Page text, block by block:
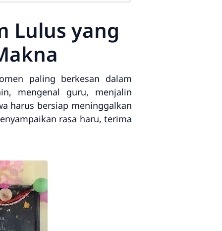
Lulus yang
paling berkesan dalam
mengenal guru, menjalin
harus bersiap meninggalkan
rasa haru, terima